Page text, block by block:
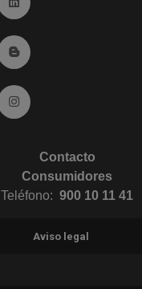
Ir al Blog (abre en
Ir a Instagram (abre en
Contacto
Consumidores
Teléfono: 900 10 11 41
Aviso legal